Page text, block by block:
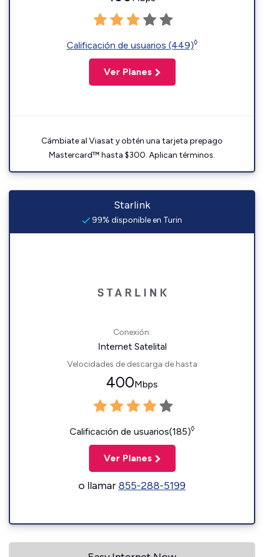
Calificación de usuarios (449)◊
Ver Planes
Cámbiate al Viasat y obtén una tarjeta prepago
Mastercard™ hasta $300. Aplican términos.
Starlink
99% disponible en Turin
Conexión:
Internet Satelital
Velocidades de descarga de hasta
400Mbps
Calificación de usuarios(185)◊
Ver Planes
o llamar855-288-5199